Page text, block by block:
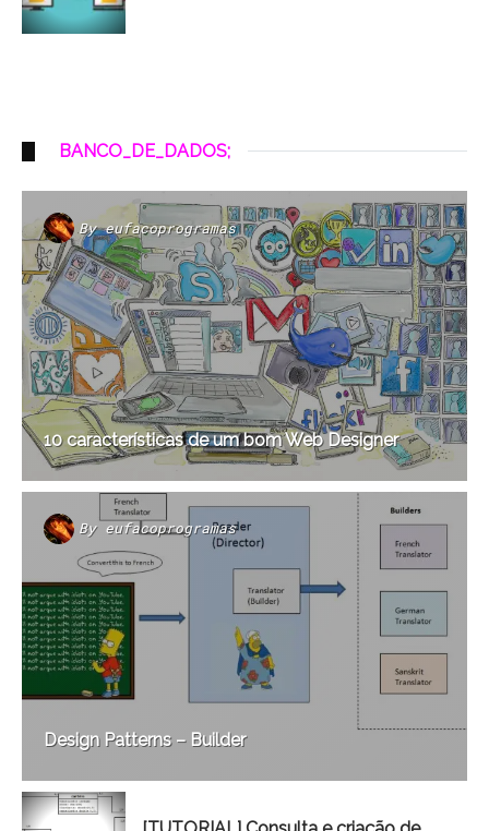
BANCO_DE_DADOS;
Byeufacoprogramas
10 características de um bom Web Designer
By eufacoprogramas
Design Patterns – Builder